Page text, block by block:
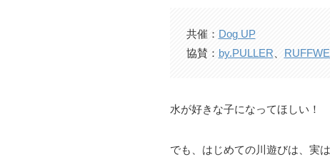
共催： Dog UP
協賛： by.PULLER
水が好きな子になってほしい！
でも、はじめての川遊びは、実